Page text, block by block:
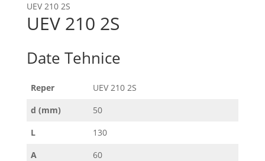
UEV 210 2S
UEV 210 2S
Date Tehnice
Reper
UEV 210 2S
d (mm)
50
L
130
A
60